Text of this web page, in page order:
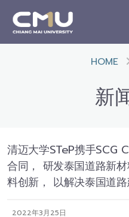
HOME
新
清迈大学STeP携手SCG
合同， 研发泰国道路新
料创新， 以解决泰国道
2022年3月25日